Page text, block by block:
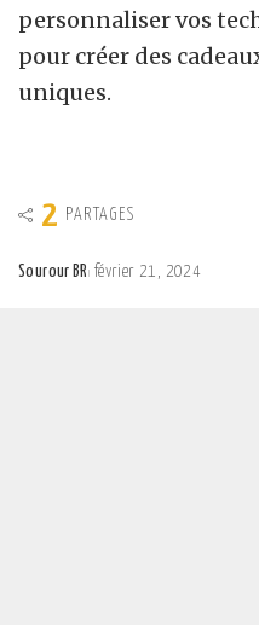
personnaliser vos
pour créer des
uniques.
2 PARTAGES
Sourour BR février 21, 2024